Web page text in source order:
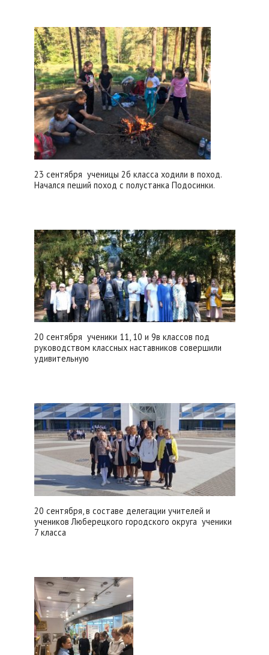
23 сентября ученицы 2б класса ходили в поход.
Начался пеший поход с полустанка Подосинки.
20 сентября ученики 11, 10 и 9в классов под
руководством классных наставников совершили
удивительную
20 сентября, в составе делегации учителей и
учеников Люберецкого городского округа ученики
7 класса